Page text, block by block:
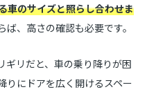
車のサイズと照らし合わせま
、高さの確認も必要です。
ギリだと、車の乗り降りが困
りにドアを広く開けるスペー